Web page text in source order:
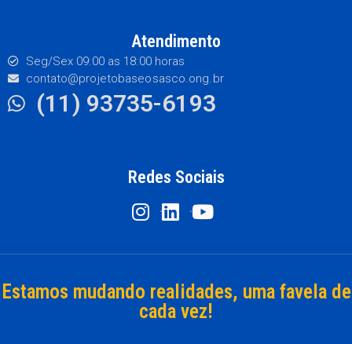
Atendimento
Seg/Sex 09:00 as 18:00 horas
contato@projetobaseosasco.ong.br
(11) 93735-6193
Redes Sociais
Estamos mudando realidades, uma favela de
cada vez!